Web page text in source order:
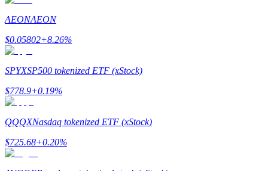
Руководство для начинающих по фьючерсам
Узнайте, как оставаться прибыльным
AEONAEON
$0.05802+8.26%
SPYXSP500 tokenized ETF (xStock)
$778.9+0.19%
QQQXNasdaq tokenized ETF (xStock)
$725.68+0.20%